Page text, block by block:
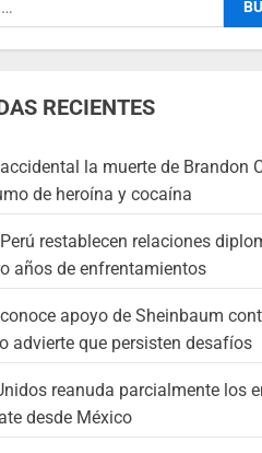
RECIENTES
la muerte de Brandon
de heroína y cocaína
restablecen relaciones
años de enfrentamientos
apoyo de Sheinbaum
advierte que persisten desafíos
reanuda parcialmente los
desde México